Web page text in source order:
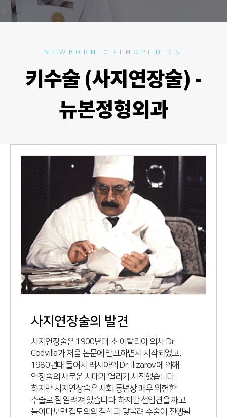
NEWBORN ORTHOPEDICS
키수술 (사지연장술) -
뉴본정형외과
사지연장술의 발견
사지연장술은 1900년대 초 이탈리아 의사 Dr.
Codvilla가 처음 논문에 발표하면서 시작되었고,
1980년대 들어서 러시아의 Dr. Ilizarov에 의해
연장술의 새로운 시대가 열리기 시작했습니다.
하지만 사지연상술은 사회 통념상 매우 위험한
수술로 잘 알려져 있습니다. 하지만 선입견을 깨고
들여다보면 집도의의 철학과 맞물려 수술이 진행될